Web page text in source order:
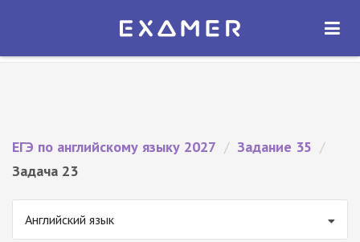
Экзамер — ЕГЭ 2027
ОТКРЫТЬ
ЕГЭ по английскому языку 2027 / Задание 35 /
Задача 23
Английский язык